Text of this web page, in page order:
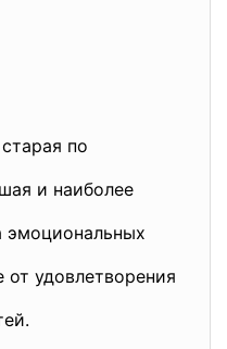
по
и наиболее
эмоциональных
удовлетворения